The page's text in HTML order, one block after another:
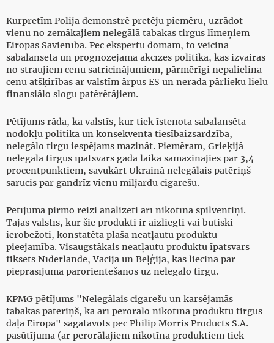
Kurpretīm Polija demonstrē pretēju piemēru, uzrādot
vienu no zemākajiem nelegālā tabakas tirgus līmeņiem
Eiropas Savienībā. Pēc ekspertu domām, to veicina
sabalansēta un prognozējama akcīzes politika, kas izvairās
no straujiem cenu satricinājumiem, pārmērīgi nepalielina
cenu atšķirības ar valstīm ārpus ES un nerada pārlieku lielu
finansiālo slogu patērētājiem.
Pētījums rāda, ka valstīs, kur tiek īstenota sabalansēta
nodokļu politika un konsekventa tiesībaizsardzība,
nelegālo tirgu iespējams mazināt. Piemēram, Grieķijā
nelegālā tirgus īpatsvars gada laikā samazinājies par 3,4
procentpunktiem, savukārt Ukrainā nelegālais patēriņš
sarucis par gandrīz vienu miljardu cigarešu.
Pētījumā pirmo reizi analizēti arī nikotīna spilventiņi.
Tajās valstīs, kur šie produkti ir aizliegti vai būtiski
ierobežoti, konstatēta plaša neatļautu produktu
pieejamība. Visaugstākais neatļautu produktu īpatsvars
fiksēts Nīderlandē, Vācijā un Beļģijā, kas liecina par
pieprasījuma pārorientēšanos uz nelegālo tirgu.
KPMG pētījums "Nelegālais cigarešu un karsējamās
tabakas patēriņš, kā arī perorālo nikotīna produktu tirgus
daļa Eiropā" sagatavots pēc Philip Morris Products S.A.
pasūtījuma (ar perorālajiem nikotīna produktiem tiek